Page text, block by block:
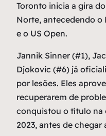
Toronto inicia a gira
Norte, antecedendo o
e o US Open.
Jannik Sinner (#1),
Djokovic (#6) já
por lesões. Eles
recuperarem de
conquistou o título na
2023, antes de